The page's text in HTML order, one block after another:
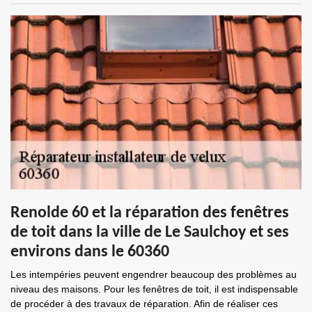
Renolde 60 et la réparation des fenêtres
de toit dans la ville de Le Saulchoy et ses
environs dans le 60360
Les intempéries peuvent engendrer beaucoup des problèmes au
niveau des maisons. Pour les fenêtres de toit, il est indispensable
de procéder à des travaux de réparation. Afin de réaliser ces